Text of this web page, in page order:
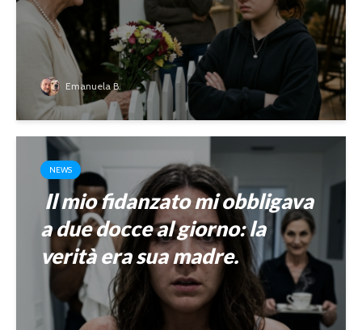
Emanuela B.
NEWS
Il mio fidanzato mi obbligava
a due docce al giorno: la
verità era sua madre.